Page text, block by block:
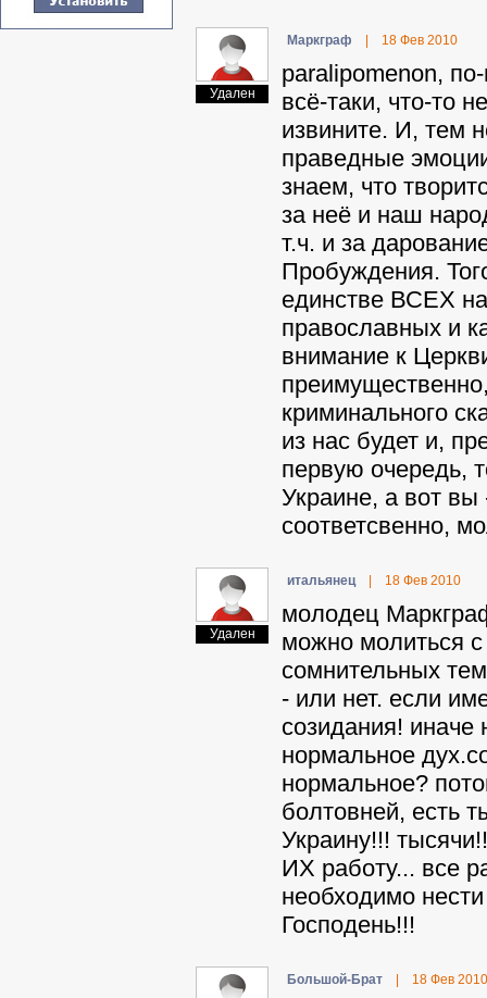
Удален
Mapкгpaф 18 Фев 2010
paralipomenon,
всё-таки, что-то
извините. И, тем
праведные
знаем, что
за неё и наш
т.ч. и за
Пробуждения.
единстве ВСЕХ
православных и
внимание к
криминального
из нас будет и,
первую очередь,
Украине, а вот вы
соответсвенно,
Удален
итaльянeц 18 Фев 2010
молодец
можно молиться с
сомнительных
- или нет. если
созидания! иначе
нормальное
нормальное?
болтовней, есть
Украину!!!
ИХ работу... все
необходимо
Господень!!!
Бoльшoй-Бpaт 18 Фев 2010